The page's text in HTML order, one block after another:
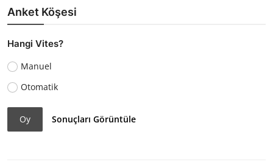
Anket Köşesi
Hangi Vites?
Manuel
Otomatik
Oy Sonuçları Görüntüle